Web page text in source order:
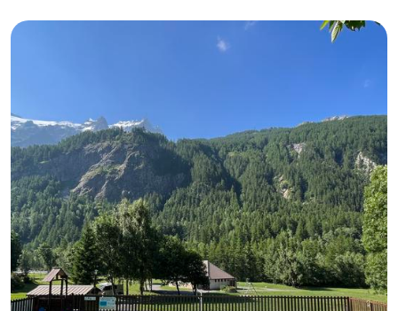
PATRIMOINE
ORGANISER SON SÉJOUR
RECHERCHER
FR
GB
IT